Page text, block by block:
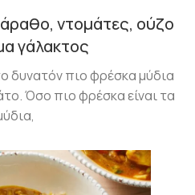
ντομάτες, ούζο
γάλακτος
δυνατόν πιο φρέσκα μύδια
Όσο πιο φρέσκα είναι τα